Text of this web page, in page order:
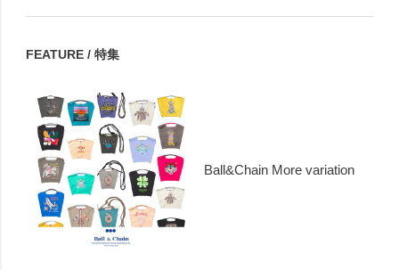
FEATURE / 特集
Ball&Chain More variation